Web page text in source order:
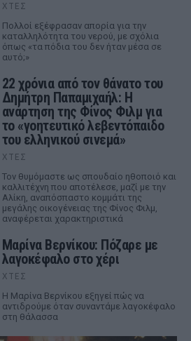
ΧΤΕΣ
Πολλοί εξέφρασαν απορία για την
καταλληλότητα του νερού, με σχόλια
όπως «τα πόδια του δεν ήταν μέσα σε
αυτό;»
22 χρόνια από τον θάνατο του
Δημήτρη Παπαμιχαήλ: Η
ανάρτηση της Φίνος Φιλμ για
το «γοητευτικό λεβεντόπαιδο
του ελληνικού σινεμά»
ΧΤΕΣ
Τον θυμόμαστε ως σπουδαίο ηθοποιό και
καλλιτέχνη που αποτέλεσε, μαζί με την
Αλίκη, αναπόσπαστο κομμάτι της
μεγάλης οικογένειας της Φίνος Φιλμ,
αναφέρεται χαρακτηριστικά
Μαρίνα Βερνίκου: Πόζαρε με
λαγοκέφαλο στο χέρι
ΧΤΕΣ
Η Μαρίνα Βερνίκου εξηγεί πώς να
αντιδρούμε όταν συναντάμε λαγοκέφαλο
στη θάλασσα